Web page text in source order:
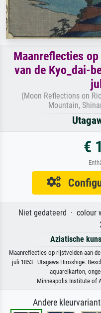
Maanreflecties
van de Kyo_dai-
(Moon Reflections on
Mountain,
€
Niet gedateerd · colour
Aziatische
Maanreflecties op rijstvelden aan
juli 1853 · Utagawa Hiroshige.
aquarelkarton,
Minneapolis Institute of
Andere